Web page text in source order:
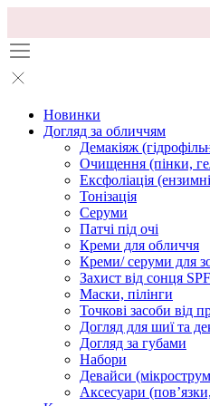
Новинки
Догляд за обличчям
Демакіяж
Очищення (пінки,
Ексфоліація
Тонізація
Серуми
Патчі під очі
Креми для обличчя
Креми/ серуми для
Захист від сонця SPF
Маски, пілінги
Точкові засоби від
Догляд для шиї та
Догляд за губами
Набори
Девайси
Аксесуари